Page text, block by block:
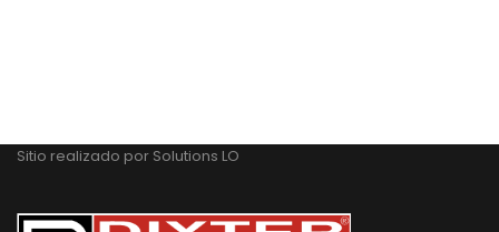
Sitio realizado por Solutions LO